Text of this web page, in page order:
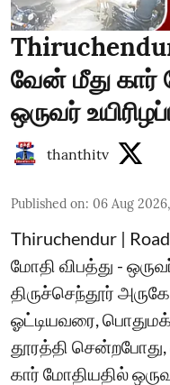
வேன் மீது கார்
ஒருவர்
thanthitv
Published on: 06 Aug
Thiruchendur |
மோதி விபத்து -
திருச்செந்தூர்
ஓட்டியவரை,
தூரத்தி
கார் மோதியதில்